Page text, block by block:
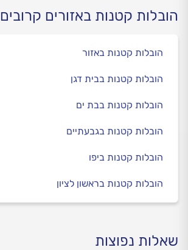
הובלות קטנות באזורים קרובים
הובלות קטנות באזור
הובלות קטנות בבית דגן
הובלות קטנות בבת ים
הובלות קטנות בגבעתיים
הובלות קטנות ביפו
הובלות קטנות בראשון לציון
שאלות נפוצות